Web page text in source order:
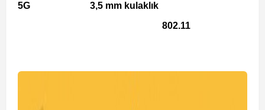
5G
3,5 mm kulaklık
802.11